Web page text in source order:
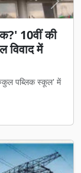
बस से
खंगाल रही
कार्रवाई करते
Next